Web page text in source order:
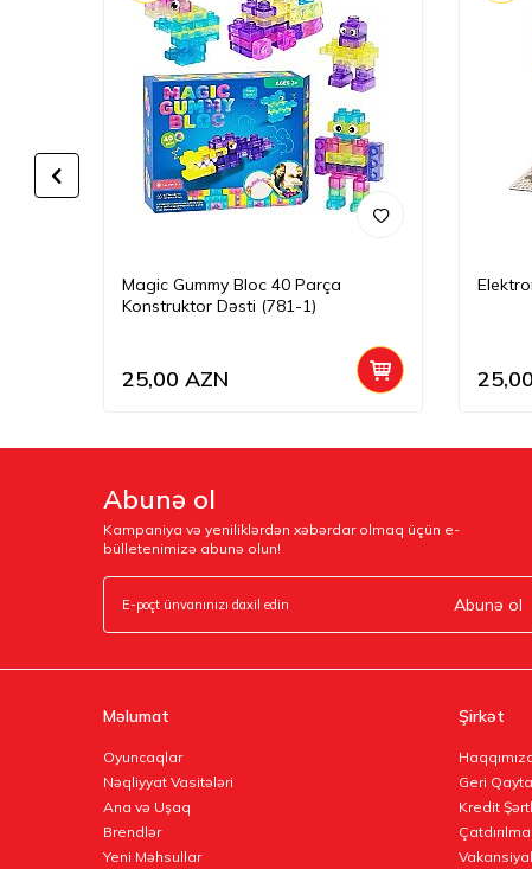
Magic Gummy Bloc 40 Parça
Konstruktor Dəsti (781-1)
25,00 AZN 25,00
Abunə ol
Kampaniya və yeniliklərdən xəbərdar olmaq üçün e-
bülletenimizə abunə olun!
Abunə ol
Məlumat
Oyuncaqlar
Nəqliyyat Vasitələri
Ana və Uşaq
Brendlər
Yeni Məhsullar
Şirkət
Geri
Kredit